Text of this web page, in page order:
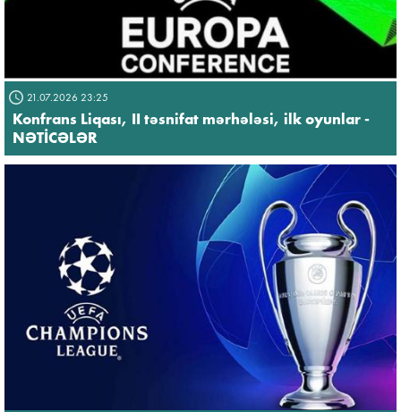
21.07.2026 23:25
Konfrans Liqası, II təsnifat mərhələsi, ilk oyunlar -
NƏTİCƏLƏR